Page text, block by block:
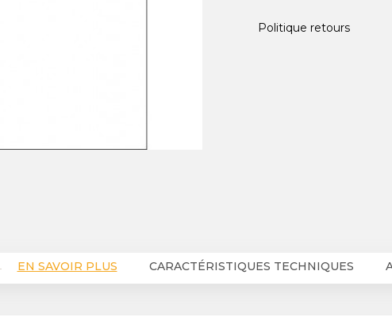
Politique retours
EN SAVOIR PLUS CARACTÉRISTIQUES TECHNIQUES